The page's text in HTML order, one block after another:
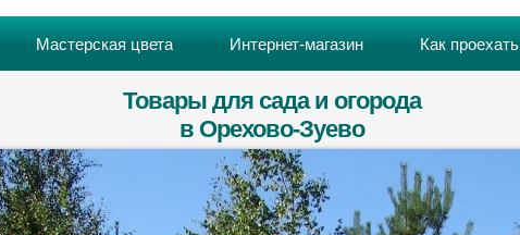
Мастерская цвета Интернет-магазин Как проехать
Товары для сада и огорода
в Орехово-Зуево